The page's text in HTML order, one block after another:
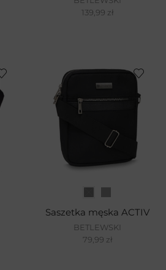
139,99 zł
Saszetka męska ACTIV
BETLEWSKI
79,99 zł